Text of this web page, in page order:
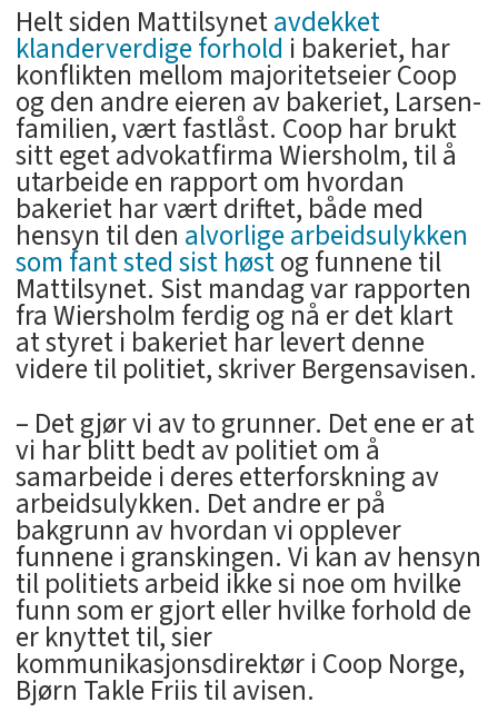
Helt siden Mattilsynetavdekket
klanderverdige forhold i bakeriet, har
konflikten mellom majoritetseier Coop
og den andre eieren av bakeriet, Larsen-
familien, vært fastlåst. Coop har brukt
sitt eget advokatfirma Wiersholm, til å
utarbeide en rapport om hvordan
bakeriet har vært driftet, både med
hensyn til den alvorlige arbeidsulykken
som fant sted sist høstog funnene til
Mattilsynet. Sist mandag var rapporten
fra Wiersholm ferdig og nå er det klart
at styret i bakeriet har levert denne
videre til politiet, skriver Bergensavisen.
– Det gjør vi av to grunner. Det ene er at
vi har blitt bedt av politiet om å
samarbeide i deres etterforskning av
arbeidsulykken. Det andre er på
bakgrunn av hvordan vi opplever
funnene i granskingen. Vi kan av hensyn
til politiets arbeid ikke si noe om hvilke
funn som er gjort eller hvilke forhold de
er knyttet til, sier
kommunikasjonsdirektør i Coop Norge,
Bjørn Takle Friis til avisen.